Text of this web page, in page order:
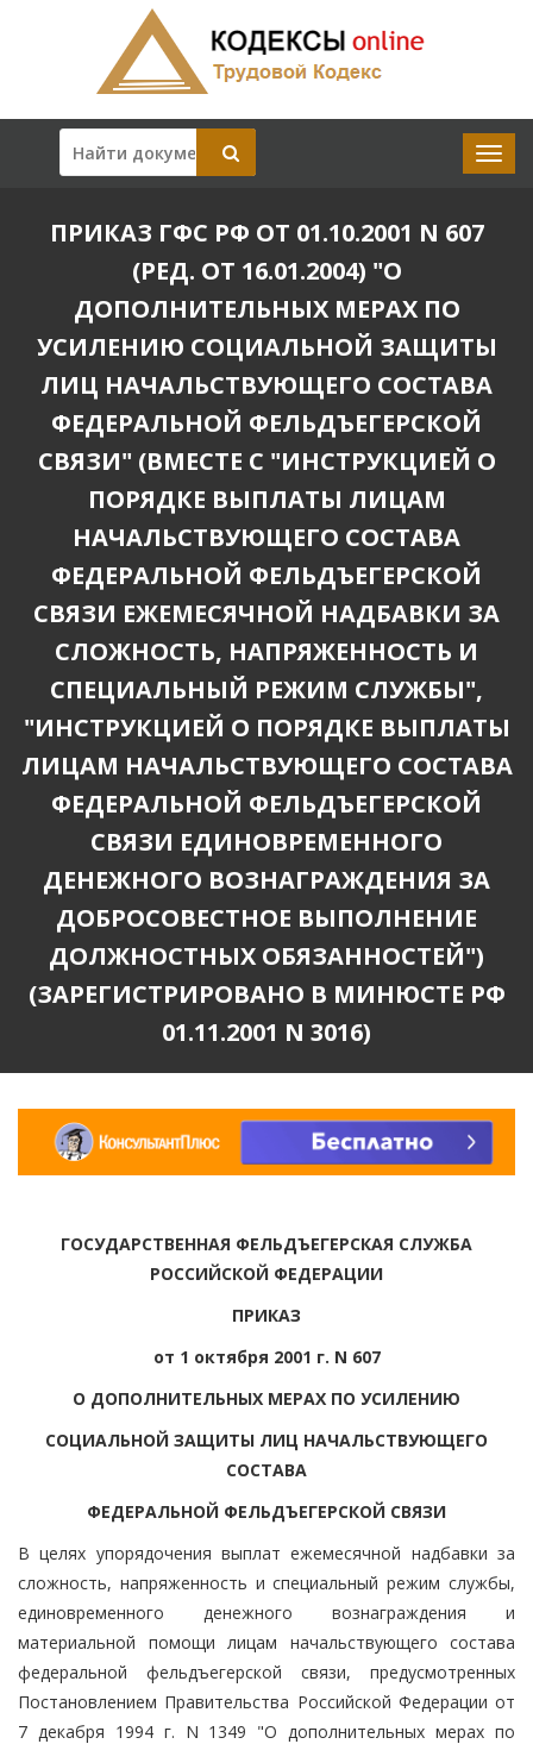
ПРИКАЗ ГФС РФ ОТ 01.10.2001 N 607
(РЕД. ОТ 16.01.2004) "О
ДОПОЛНИТЕЛЬНЫХ МЕРАХ ПО
УСИЛЕНИЮ СОЦИАЛЬНОЙ ЗАЩИТЫ
ЛИЦ НАЧАЛЬСТВУЮЩЕГО СОСТАВА
ФЕДЕРАЛЬНОЙ ФЕЛЬДЪЕГЕРСКОЙ
СВЯЗИ" (ВМЕСТЕ С "ИНСТРУКЦИЕЙ О
ПОРЯДКЕ ВЫПЛАТЫ ЛИЦАМ
НАЧАЛЬСТВУЮЩЕГО СОСТАВА
ФЕДЕРАЛЬНОЙ ФЕЛЬДЪЕГЕРСКОЙ
СВЯЗИ ЕЖЕМЕСЯЧНОЙ НАДБАВКИ ЗА
СЛОЖНОСТЬ, НАПРЯЖЕННОСТЬ И
СПЕЦИАЛЬНЫЙ РЕЖИМ СЛУЖБЫ",
"ИНСТРУКЦИЕЙ О ПОРЯДКЕ ВЫПЛАТЫ
ЛИЦАМ НАЧАЛЬСТВУЮЩЕГО СОСТАВА
ФЕДЕРАЛЬНОЙ ФЕЛЬДЪЕГЕРСКОЙ
СВЯЗИ ЕДИНОВРЕМЕННОГО
ДЕНЕЖНОГО ВОЗНАГРАЖДЕНИЯ ЗА
ДОБРОСОВЕСТНОЕ ВЫПОЛНЕНИЕ
ДОЛЖНОСТНЫХ ОБЯЗАННОСТЕЙ")
(ЗАРЕГИСТРИРОВАНО В МИНЮСТЕ РФ
01.11.2001 N 3016)
ГОСУДАРСТВЕННАЯ ФЕЛЬДЪЕГЕРСКАЯ СЛУЖБА
РОССИЙСКОЙ ФЕДЕРАЦИИ
ПРИКАЗ
от 1 октября 2001 г. N 607
О ДОПОЛНИТЕЛЬНЫХ МЕРАХ ПО УСИЛЕНИЮ
СОЦИАЛЬНОЙ ЗАЩИТЫ ЛИЦ НАЧАЛЬСТВУЮЩЕГО
СОСТАВА
ФЕДЕРАЛЬНОЙ ФЕЛЬДЪЕГЕРСКОЙ СВЯЗИ
В целях упорядочения выплат ежемесячной надбавки за
сложность, напряженность и специальный режим службы,
единовременного денежного вознаграждения и
материальной помощи лицам начальствующего состава
федеральной фельдъегерской связи, предусмотренных
Постановлением Правительства Российской Федерации от
7 декабря 1994 г. N 1349 "О дополнительных мерах по